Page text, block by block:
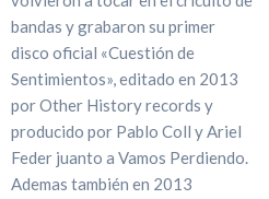
bandas y grabaron su primer
disco oficial «Cuestión de
Sentimientos», editado en 2013
por Other History records y
producido por Pablo Coll y Ariel
Feder juanto a Vamos Perdiendo.
Ademas también en 2013